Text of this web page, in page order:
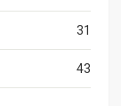
31
43